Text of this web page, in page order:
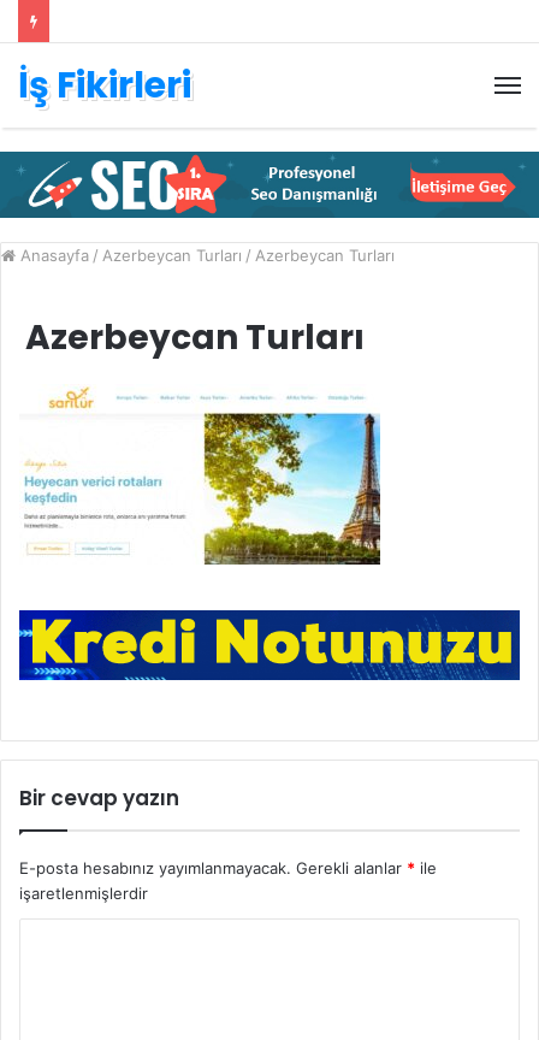
İş Fikirleri
Anasayfa / Azerbeycan Turları / Azerbeycan Turları
Azerbeycan Turları
Bir cevap yazın
E-posta hesabınız yayımlanmayacak. Gerekli alanlar * ile
işaretlenmişlerdir